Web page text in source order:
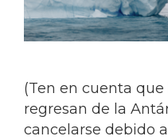
(Ten en cuenta
regresan de la
cancelarse debido